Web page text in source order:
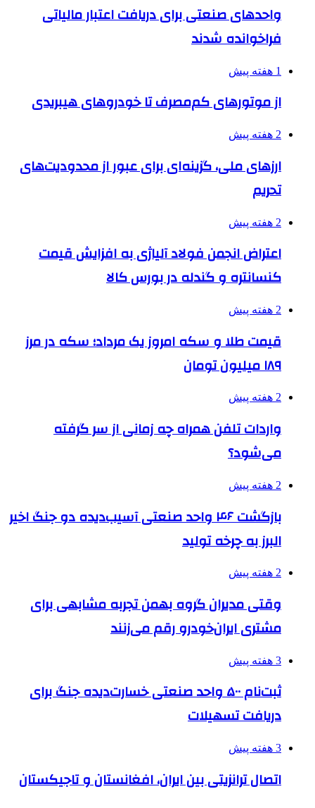
واحدهای صنعتی برای دریافت اعتبار مالیاتی
فراخوانده شدند
1 هفته پیش
از موتورهای کم‌مصرف تا خودروهای هیبریدی
2 هفته پیش
ارزهای ملی، گزینه‌ای برای عبور از محدودیت‌های
تحریم
2 هفته پیش
اعتراض انجمن فولاد آلیاژی به افزایش قیمت
کنسانتره و گندله در بورس کالا
2 هفته پیش
قیمت طلا و سکه امروز یک مرداد؛ سکه در مرز
۱۸۹ میلیون تومان
2 هفته پیش
واردات تلفن همراه چه زمانی از سر گرفته
می‌شود؟
2 هفته پیش
بازگشت ۴۶ واحد صنعتی آسیب‌دیده دو جنگ اخیر
البرز به چرخه تولید
2 هفته پیش
وقتی مدیران گروه بهمن تجربه مشابهی برای
مشتری ایران‌خودرو رقم می‌زنند
3 هفته پیش
ثبت‌نام ۵۰۰ واحد صنعتی خسارت‌دیده جنگ برای
دریافت تسهیلات
3 هفته پیش
اتصال ترانزیتی بین ایران، افغانستان و تاجیکستان